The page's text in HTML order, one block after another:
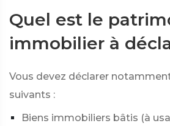
Quel est le
immobilier à
Vous devez déclarer
suivants :
Biens immobiliers bâtis (à